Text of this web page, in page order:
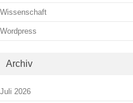
Wissenschaft
Wordpress
Archiv
Juli 2026